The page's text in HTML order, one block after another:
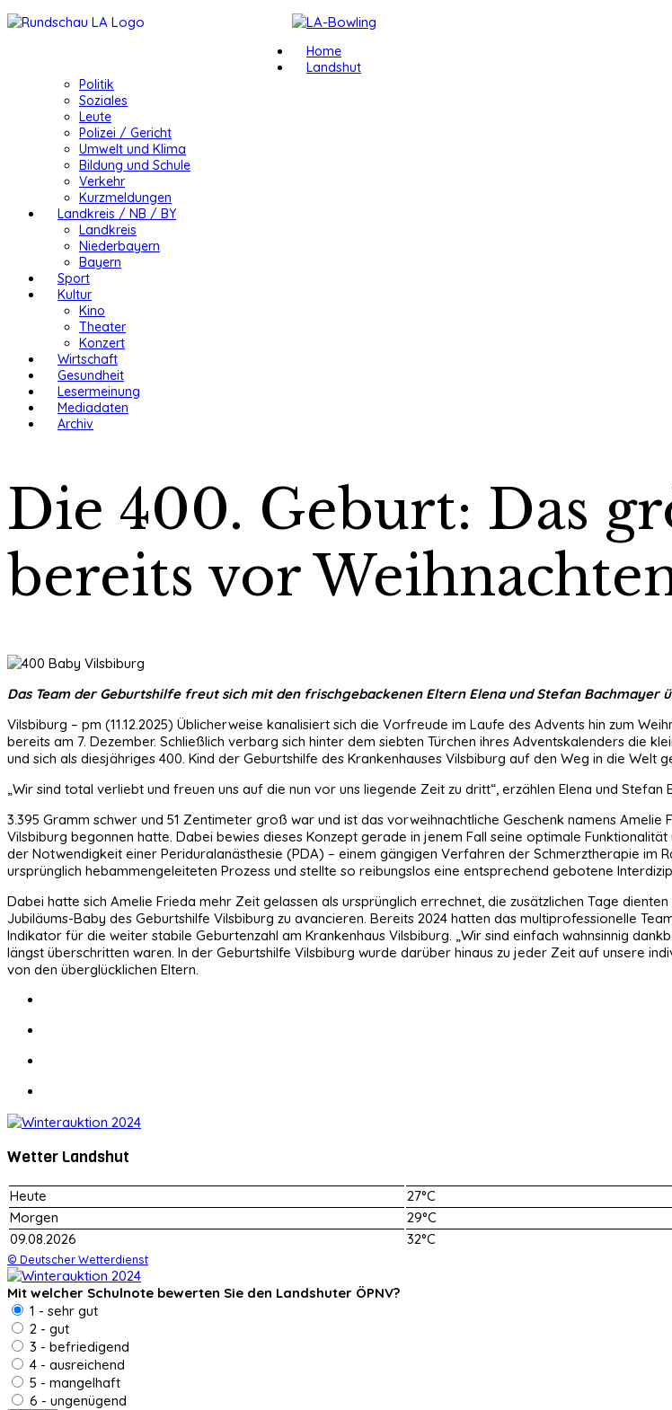
Home
Landshut
Politik
Soziales
Leute
Polizei / Gericht
Umwelt und Klima
Bildung und Schule
Verkehr
Kurzmeldungen
Landkreis / NB / BY
Landkreis
Niederbayern
Bayern
Sport
Kultur
Kino
Theater
Konzert
Wirtschaft
Gesundheit
Lesermeinung
Mediadaten
Archiv
Die 400. Geburt: Das
bereits vor
Das Team der Geburtshilfe freut sich mit den frischgebackenen Eltern Elena und Stefan Bachmayer
Vilsbiburg – pm (11.12.2025) Üblicherweise kanalisiert sich die Vorfreude im Laufe des Advents hin zum
bereits am 7. Dezember. Schließlich verbarg sich hinter dem siebten Türchen ihres Adventskalenders die
und sich als diesjähriges 400. Kind der Geburtshilfe des Krankenhauses Vilsbiburg auf den Weg in die Welt
„Wir sind total verliebt und freuen uns auf die nun vor uns liegende Zeit zu dritt“, erzählen Elena und Stefan
3.395 Gramm schwer und 51 Zentimeter groß war und ist das vorweihnachtliche Geschenk namens
Vilsbiburg begonnen hatte. Dabei bewies dieses Konzept gerade in jenem Fall seine optimale
der Notwendigkeit einer Periduralanästhesie (PDA) – einem gängigen Verfahren der Schmerztherapie im
ursprünglich hebammengeleiteten Prozess und stellte so reibungslos eine entsprechend gebotene
Dabei hatte sich Amelie Frieda mehr Zeit gelassen als ursprünglich errechnet, die zusätzlichen Tage
Jubiläums-Baby des Geburtshilfe Vilsbiburg zu avancieren. Bereits 2024 hatten das multiprofessionelle
Indikator für die weiter stabile Geburtenzahl am Krankenhaus Vilsbiburg. „Wir sind einfach wahnsinnig
längst überschritten waren. In der Geburtshilfe Vilsbiburg wurde darüber hinaus zu jeder Zeit auf unsere
von den überglücklichen Eltern.
Wetter Landshut
Heute
27°C
Morgen
29°C
09.08.2026
32°C
© Deutscher Wetterdienst
Mit welcher Schulnote bewerten Sie den Landshuter ÖPNV?
1 - sehr gut
2 - gut
3 - befriedigend
4 - ausreichend
5 - mangelhaft
6 - ungenügend